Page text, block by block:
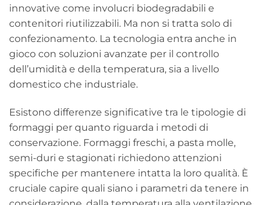
innovative come involucri biodegradabili e
contenitori riutilizzabili. Ma non si tratta solo di
confezionamento. La tecnologia entra anche in
gioco con soluzioni avanzate per il controllo
dell’umidità e della temperatura, sia a livello
domestico che industriale.
Esistono differenze significative tra le tipologie di
formaggi per quanto riguarda i metodi di
conservazione. Formaggi freschi, a pasta molle,
semi-duri e stagionati richiedono attenzioni
specifiche per mantenere intatta la loro qualità. È
cruciale capire quali siano i parametri da tenere in